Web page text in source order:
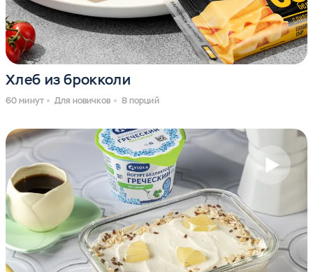
Хлеб из брокколи
60 минут Для новичков 8 порций